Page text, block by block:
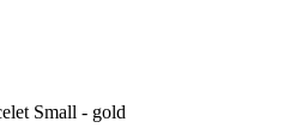
Small - gold